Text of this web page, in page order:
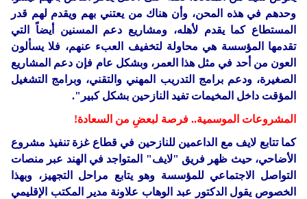
وحدهم في هذه المحن، وأن هناك من يعتني بهم ويقدم لهم قدر
المستطاع كما يقدم لأهله، ومشاريع دعم المسنين أيضاً التي
تقدمها المؤسسة هي محاولة لتخفيف العبء عنهم، فلا يسألون
العون من أحد في مثل هذا العمر، وبشكل عام فإن دعم المشاريع
الصغيرة، ودعم برامج التدريب المهني والتقني، وبرامج التشغيل
المؤقت داخل المخيمات تفيد النازحين بشكل كبير".
المشروعات الموسمية.. فرصة لبعضِ من السعادة!
كما تتابع لايف مع الداعمين للنازحين في قطاع غزة تنفيذ مشروع
الأضاحي، حيث ظهر فريق "لايف" المتواجد في الهند عبر منصات
التواصل الاجتماعي للمؤسسة وهو يتابع مراحل التجهيز، وبهذا
الخصوص يقول الدكتور عبد الوهاب علاونة مدير المكتب الإقليمي